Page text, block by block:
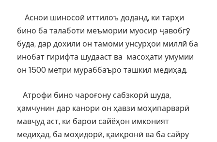
Аснои шиносоӣ иттилоъ доданд, ки тарҳи
бино ба талаботи меъмории муосир ҷавобгӯ
буда, дар дохили он тамоми унсурҳои миллӣ ба
инобат гирифта шудааст ва масоҳати умумии
он 1500 метри мураббаъро ташкил медиҳад.
Атрофи бино чароғону сабзкорӣ шуда,
ҳамчунин дар канори он ҳавзи моҳипарварӣ
мавҷуд аст, ки барои сайёҳон имконият
медиҳад, ба моҳидорӣ, қаиқронӣ ва ба сайру